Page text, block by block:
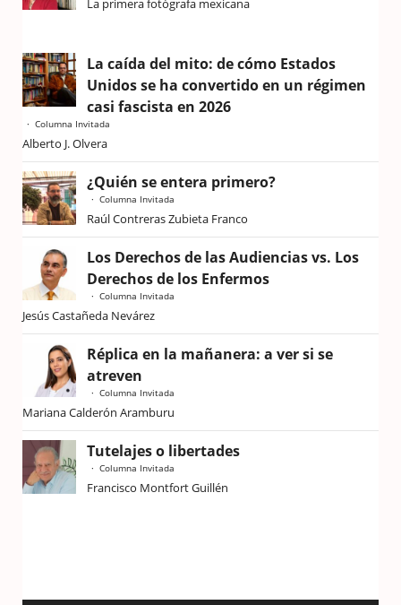
La primera fotógrafa mexicana
La caída del mito: de cómo Estados
Unidos se ha convertido en un régimen
casi fascista en 2026
Columna Invitada
Alberto J. Olvera
¿Quién se entera primero?
Columna Invitada
Raúl Contreras Zubieta Franco
Los Derechos de las Audiencias vs. Los
Derechos de los Enfermos
Columna Invitada
Jesús Castañeda Nevárez
Réplica en la mañanera: a ver si se
atreven
Columna Invitada
Mariana Calderón Aramburu
Tutelajes o libertades
Columna Invitada
Francisco Montfort Guillén